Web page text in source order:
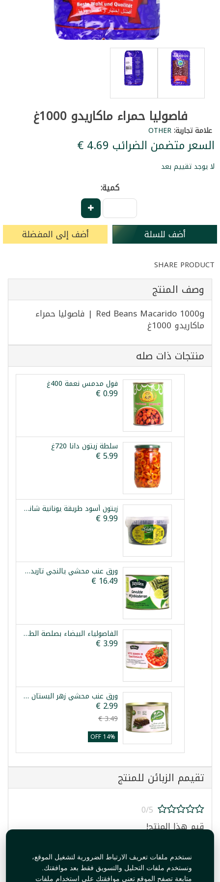
نستخدم ملفات تعريف الارتباط الضرورية لتشغيل الموقع،
ونستخدم ملفات التحليل والتسويق فقط بعد موافقتك.
متابعة تصفح الموقع تعني موافقتك على استخدام ملفات
فاصوليا حمراء ماكاريدو 1000غ
علامة تجارية:OTHER
السعر متضمن الضرائب ‏4.69 €
لا يوجد تقييم بعد
كمية:
أضف للسلة أضف إلى المفضلة
SHARE PRODUCT
وصف المنتج
Red Beans Macarido 1000g | فاصوليا حمراء
ماكاريدو 1000غ
منتجات ذات صله
فول مدمس نعمة 400غ
سلطة زيتون دانا 720غ
زيتون أسود طريقة يونانية شانيا 1.5كغ
ورق عنب محشي يالنجي تازيدين 2كغ
الفاصولياء البيضاء بصلصة الطماطم تازيدين 400غ
ورق عنب محشي زهر البستان 400غ
14% OFF
تقيمم الزبائن للمنتج
0/5
قيم هذا المنتج!